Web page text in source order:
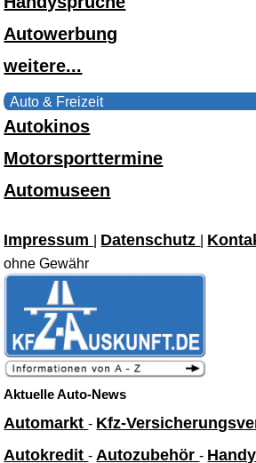
Autowerbung
weitere...
Auto & Freizeit
Autokinos
Motorsporttermine
Automuseen
Impressum Datenschutz
ohne Gewähr
Aktuelle Auto-News
Automarkt- Kfz-
Autokredit- Autozubehör-